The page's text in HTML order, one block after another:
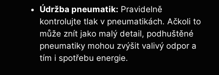
Údržba pneumatik: Pravidelně
kontrolujte tlak v pneumatikách. Ačkoli to
může znít jako malý detail, podhuštěné
pneumatiky mohou zvýšit valivý odpor a
tím i spotřebu energie.